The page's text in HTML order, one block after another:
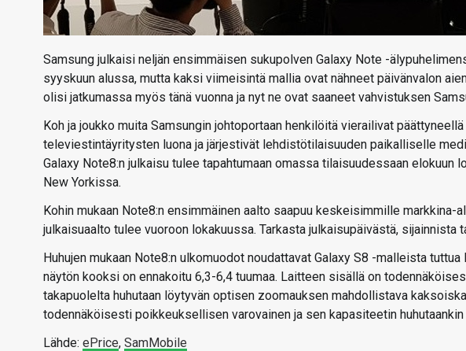
Samsung julkaisi neljän ensimmäisen sukupolven Galaxy Note -
syyskuun alussa, mutta kaksi viimeisintä mallia ovat nähneet päivänvalon
olisi jatkumassa myös tänä vuonna ja nyt ne ovat saaneet vahvistuksen
Koh ja joukko muita Samsungin johtoportaan henkilöitä vierailivat
televiestintäyritysten luona ja järjestivät lehdistötilaisuuden paikalliselle
Galaxy Note8:n julkaisu tulee tapahtumaan omassa tilaisuudessaan elokuun
New Yorkissa.
Kohin mukaan Note8:n ensimmäinen aalto saapuu keskeisimmille markkina-
julkaisuaalto tulee vuoroon lokakuussa. Tarkasta julkaisupäivästä, sijainnista
Huhujen mukaan Note8:n ulkomuodot noudattavat Galaxy S8 -malleista
näytön kooksi on ennakoitu 6,3-6,4 tuumaa. Laitteen sisällä on
takapuolelta huhutaan löytyvän optisen zoomauksen mahdollistava
todennäköisesti poikkeuksellisen varovainen ja sen kapasiteetin
Lähde: ePrice, SamMobile